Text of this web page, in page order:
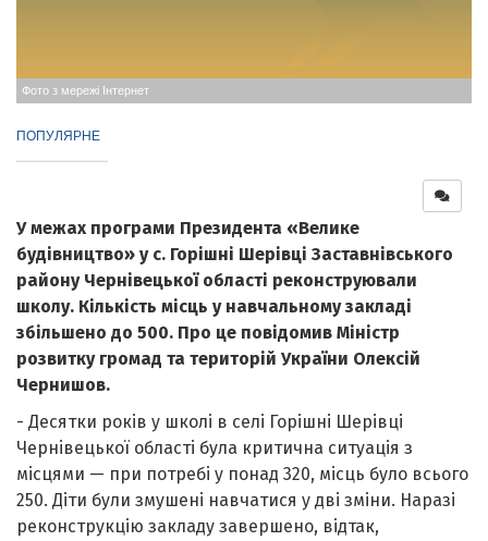
Фото з мережі Інтернет
ПОПУЛЯРНЕ
У межах програми Президента «Велике
будівництво» у с. Горішні Шерівці Заставнівського
району Чернівецької області реконструювали
школу. Кількість місць у навчальному закладі
збільшено до 500. Про це повідомив Міністр
розвитку громад та територій України Олексій
Чернишов.
- Десятки років у школі в селі Горішні Шерівці
Чернівецької області була критична ситуація з
місцями — при потребі у понад 320, місць було всього
250. Діти були змушені навчатися у дві зміни. Наразі
реконструкцію закладу завершено, відтак,